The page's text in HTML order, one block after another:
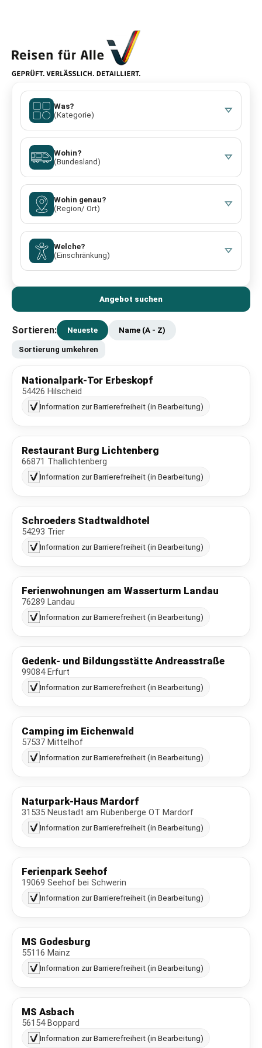
Was?
(Kategorie)
Wohin?
(Bundesland)
Wohin genau?
(Region/ Ort)
Welche?
(Einschränkung)
Angebot suchen
Sortieren: Neueste Name (A - Z)
Sortierung umkehren
Nationalpark-Tor Erbeskopf
54426 Hilscheid
Information zur Barrierefreiheit (in Bearbeitung)
Restaurant Burg Lichtenberg
66871 Thallichtenberg
Information zur Barrierefreiheit (in Bearbeitung)
Schroeders Stadtwaldhotel
54293 Trier
Information zur Barrierefreiheit (in Bearbeitung)
Ferienwohnungen am Wasserturm Landau
76289 Landau
Information zur Barrierefreiheit (in Bearbeitung)
Gedenk- und Bildungsstätte Andreasstraße
99084 Erfurt
Information zur Barrierefreiheit (in Bearbeitung)
Camping im Eichenwald
57537 Mittelhof
Information zur Barrierefreiheit (in Bearbeitung)
Naturpark-Haus Mardorf
31535 Neustadt am Rübenberge OT Mardorf
Information zur Barrierefreiheit (in Bearbeitung)
Ferienpark Seehof
19069 Seehof bei Schwerin
Information zur Barrierefreiheit (in Bearbeitung)
MS Godesburg
55116 Mainz
Information zur Barrierefreiheit (in Bearbeitung)
MS Asbach
56154 Boppard
Information zur Barrierefreiheit (in Bearbeitung)